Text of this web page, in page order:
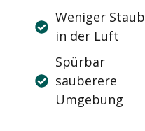
Weniger Staub
in der Luft
Spürbar
sauberere
Umgebung